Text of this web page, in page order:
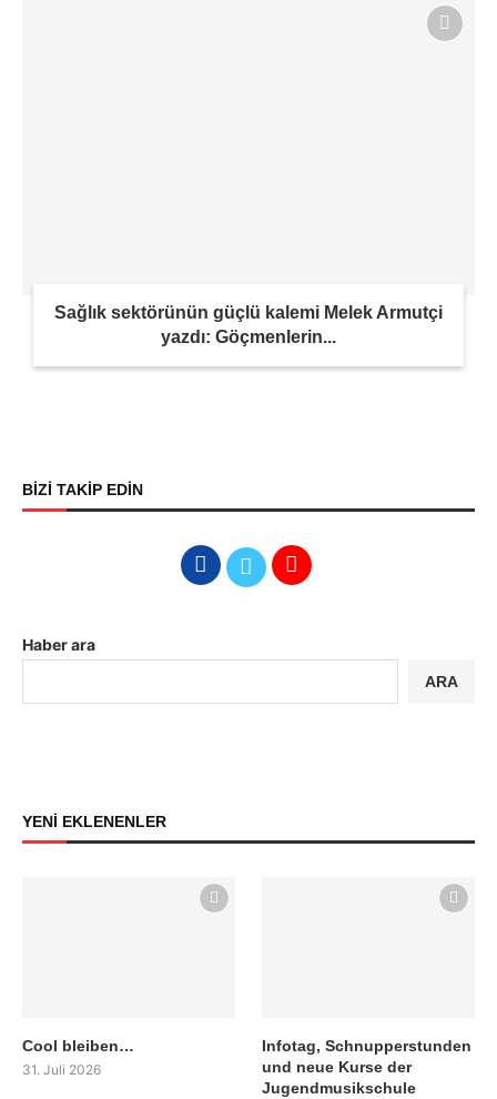
Sağlık sektörünün güçlü kalemi Melek Armutçi
yazdı: Göçmenlerin...
BİZİ TAKİP EDİN
Haber ara
ARA
YENİ EKLENENLER
Cool bleiben…
31. Juli 2026
Infotag, Schnupperstunden
und neue Kurse der
Jugendmusikschule